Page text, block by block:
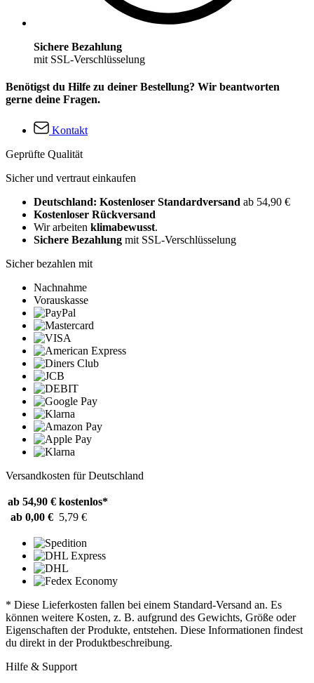
Sichere Bezahlung
mit SSL-Verschlüsselung
Benötigst du Hilfe zu deiner Bestellung? Wir beantworten
gerne deine Fragen.
Kontakt
Geprüfte Qualität
Sicher und vertraut einkaufen
Deutschland: Kostenloser Standardversand ab 54,90 €
Kostenloser Rückversand
Wir arbeiten klimabewusst.
Sichere Bezahlung mit SSL-Verschlüsselung
Sicher bezahlen mit
Nachnahme
Vorauskasse
Versandkosten für Deutschland
ab 54,90 € kostenlos*
ab 0,00 € 5,79 €
* Diese Lieferkosten fallen bei einem Standard-Versand an. Es
können weitere Kosten, z. B. aufgrund des Gewichts, Größe oder
Eigenschaften der Produkte, entstehen. Diese Informationen findest
du direkt in der Produktbeschreibung.
Hilfe & Support